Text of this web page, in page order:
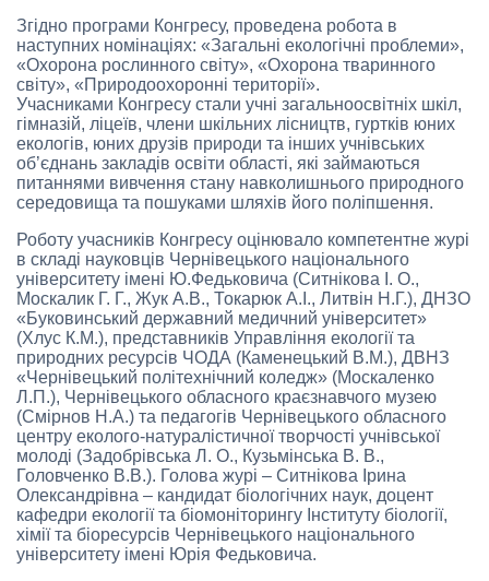
Згідно програми Конгресу, проведена робота в
наступних номінаціях: «Загальні екологічні проблеми»,
«Охорона рослинного світу», «Охорона тваринного
світу», «Природоохоронні території».
Учасниками Конгресу стали учні загальноосвітніх шкіл,
гімназій, ліцеїв, члени шкільних лісництв, гуртків юних
екологів, юних друзів природи та інших учнівських
об’єднань закладів освіти області, які займаються
питаннями вивчення стану навколишнього природного
середовища та пошуками шляхів його поліпшення.
Роботу учасників Конгресу оцінювало компетентне журі
в складі науковців Чернівецького національного
університету імені Ю.Федьковича (Ситнікова І. О.,
Москалик Г. Г., Жук А.В., Токарюк А.І., Литвін Н.Г.), ДНЗО
«Буковинський державний медичний університет»
(Хлус К.М.), представників Управління екології та
природних ресурсів ЧОДА (Каменецький В.М.), ДВНЗ
«Чернівецький політехнічний коледж» (Москаленко
Л.П.), Чернівецького обласного краєзнавчого музею
(Смірнов Н.А.) та педагогів Чернівецького обласного
центру еколого-натуралістичної творчості учнівської
молоді (Задобрівська Л. О., Кузьмінська В. В.,
Головченко В.В.). Голова журі – Ситнікова Ірина
Олександрівна – кандидат біологічних наук, доцент
кафедри екології та біомоніторингу Інституту біології,
хімії та біоресурсів Чернівецького національного
університету імені Юрія Федьковича.